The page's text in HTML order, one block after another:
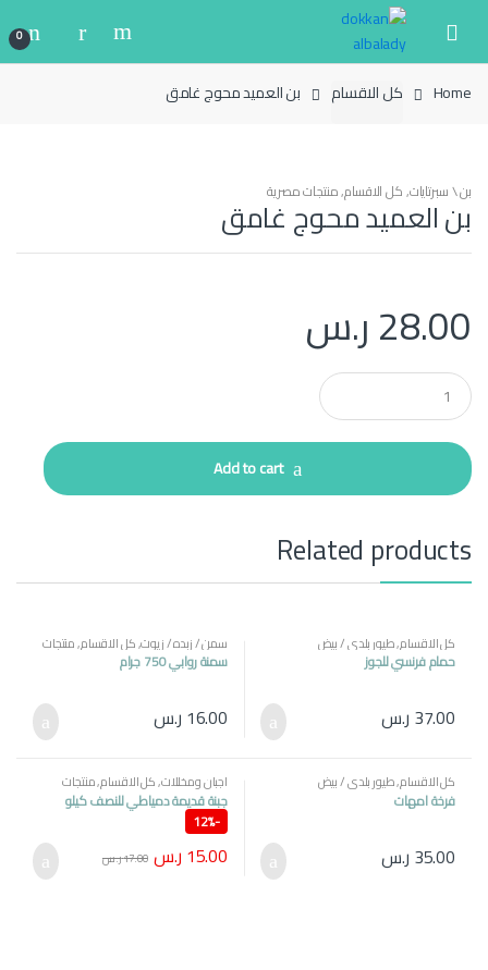
navigation
content
0
Home كل الاقسام بن العميد محوج غامق
بن \ سبرتايات,كل الاقسام,منتجات مصرية
بن العميد محوج غامق
28.00ر.س
Q
u
a
t
i
Add to cart
Related products
كل الاقسام,طيور بلدي / بيض
حمام فرنسي للجوز
37.00 ر.س
سمن / زبده / زيوت,كل الاقسام,منتجات
مصرية
سمنة روابي 750 جرام
16.00 ر.س
كل الاقسام,طيور بلدي / بيض
فرخة امهات
35.00 ر.س
اجبان ومخللات,كل الاقسام,منتجات
مصرية
جبنة قديمة دمياطي للنصف كيلو
-
12%
15.00 ر.س 17.00ر.س